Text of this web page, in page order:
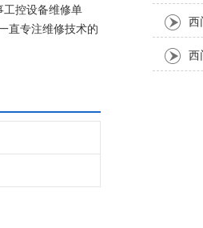
工控设备维修单
直专注维修技术的